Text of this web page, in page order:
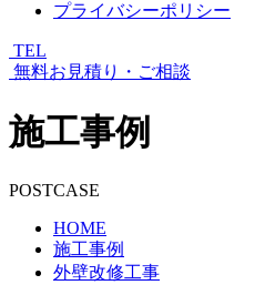
プライバシーポリシー
TEL
無料お見積り・ご相談
施工事例
POSTCASE
HOME
施工事例
外壁改修工事